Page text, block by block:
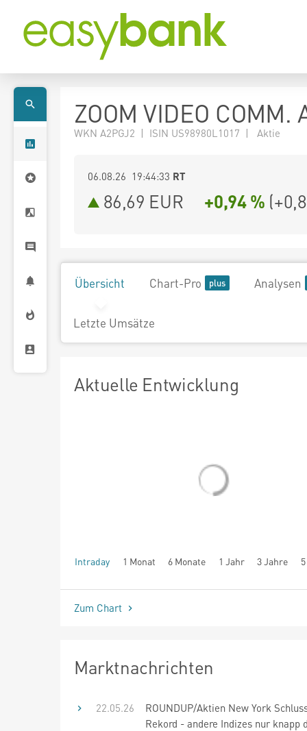
ZOOM VIDEO COMM.
WKN A2PGJ2 | ISIN US98980L1017 | Aktie
06.08.26 19:44:33 RT
86,69 EUR +0,94 % (
Übersicht Chart-Pro Analysen
Letzte Umsätze
Aktuelle Entwicklung
Intraday 1 Monat 6 Monate 1 Jahr 3 Jahre
seit Beginn
Zum Chart
Marktnachrichten
22.05.26
ROUNDUP/Aktien New York
Rekord - andere Indizes nur knapp